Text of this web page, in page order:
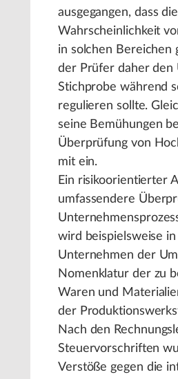
ausgegangen, dass die
Wahrscheinlichkeit
in solchen Bereichen
der Prüfer daher den
Stichprobe während
regulieren sollte.
seine Bemühungen
Überprüfung von
mit ein.
Ein risikoorientierter
umfassendere
wird beispielsweise
Unternehmen der
Nomenklatur der zu
Waren und
der
Nach den
Steuervorschriften
Verstöße gegen die